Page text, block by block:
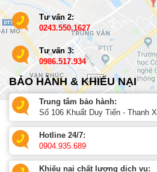
Tư vấn 2:
0243.550.1627
Tư vấn 3:
0986.517.934
BẢO HÀNH & KHIẾU NẠI
Trung tâm bảo hành:
Số 106 Khuất Duy Tiến - Thanh
Hotline 24/7:
0904.935.689
Khiếu nại chất lượng dịch vụ: